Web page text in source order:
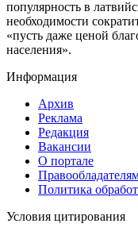
популярность в
необходимости
«пусть даже ценой
населения».
Информация
Архив
Реклама
Редакция
Вакансии
О портале
Политика
Условия цитирования